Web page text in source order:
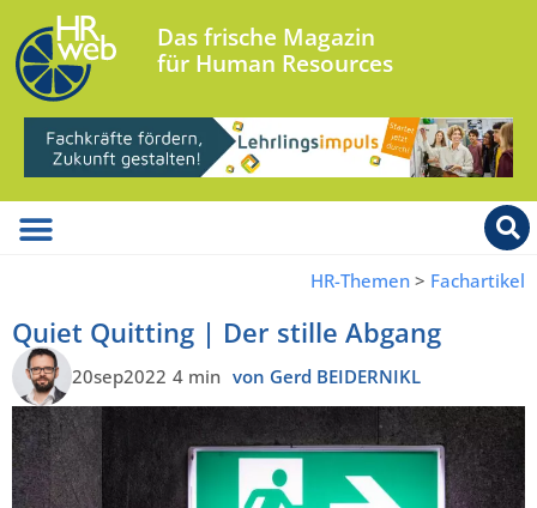
Das frische Magazin
für Human Resources
HR-Themen > Fachartikel
Quiet Quitting | Der stille Abgang
20sep2022 4 min von Gerd BEIDERNIKL